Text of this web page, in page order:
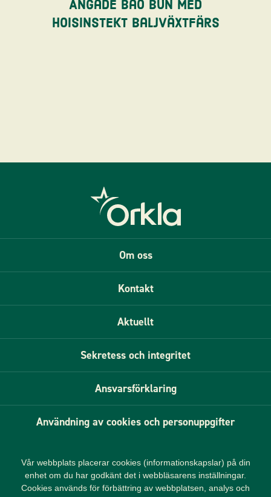
Ångade bao bun med
hoisinstekt baljväxtfärs
Om oss
Kontakt
Aktuellt
Sekretess och integritet
Ansvarsförklaring
Användning av cookies och personuppgifter
Vår webbplats placerar cookies (informationskapslar) på din
enhet om du har godkänt det i webbläsarens inställningar.
Cookies används för förbättring av webbplatsen, analys och